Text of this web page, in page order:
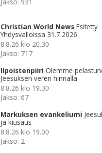
Jakso: 931
Christian World News Esitetty
Yhdysvalloissa 31.7.2026
8.8.26 klo 20.30
Jakso: 717
Ilpoistenpiiri Olemme
Jeesuksen veren hinnalla
8.8.26 klo 19.30
Jakso: 67
Markuksen evankeliumi
ja kiusaus
8.8.26 klo 19.00
Jakso: 2